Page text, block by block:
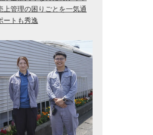
管理の困りごとを一気通
ートも秀逸